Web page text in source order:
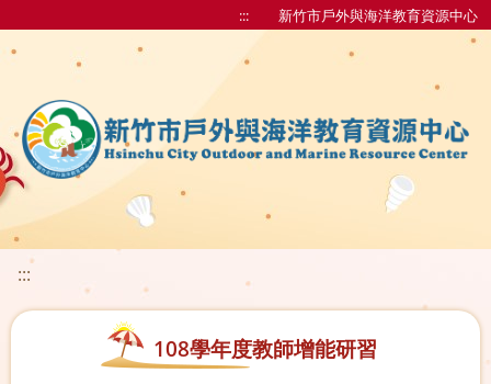
::: 新竹市戶外與海洋教育資源中心
:::
108學年度教師增能研習